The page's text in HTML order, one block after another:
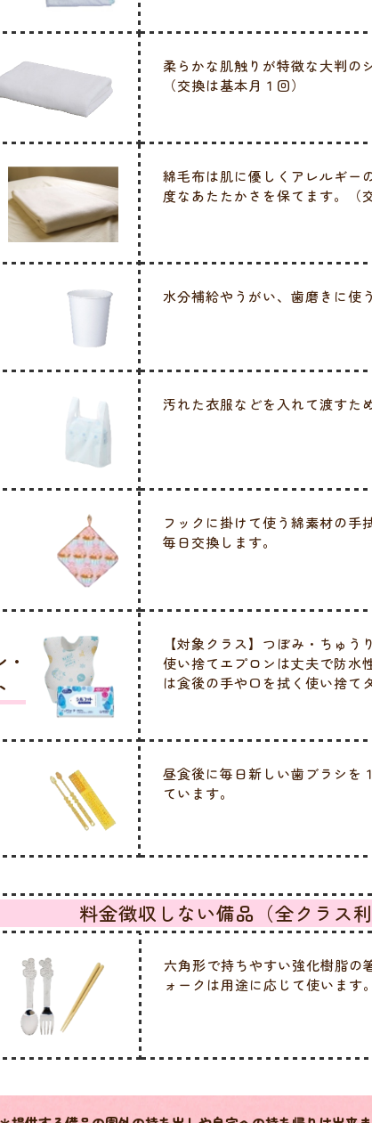
柔らかな肌触りが特徴な大判の
（交換は基本月１回）
綿毛布は肌に優しくアレルギー
度なあたたかさを保てます。（
水分補給やうがい、歯磨きに使
汚れた衣服などを入れて渡すた
フックに掛けて使う綿素材の手
毎日交換します。
【対象クラス】つぼみ・ちゅう
使い捨てエプロンは丈夫で防水
は食後の手や口を拭く使い捨て
昼食後に毎日新しい歯ブラシを
ています。
料金徴収しない備品（全クラス利
六角形で持ちやすい強化樹脂の
ォークは用途に応じて使います。